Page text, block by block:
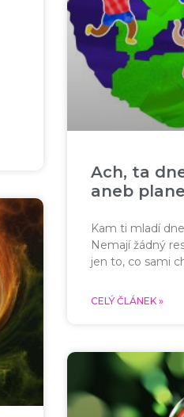
Ach, ta
aneb
Kam ti mladí
Nemají žádný
jen to, co sami
CELÝ ČLÁNEK »